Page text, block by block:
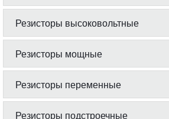
Резисторы высоковольтные
Резисторы мощные
Резисторы переменные
Резисторы подстроечные